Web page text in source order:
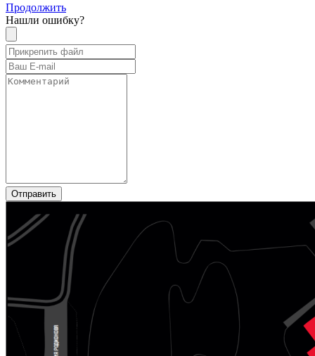
Продолжить
Нашли ошибку?